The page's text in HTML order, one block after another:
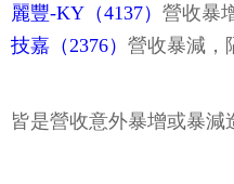
麗豐-KY（4137） 營收暴
技嘉（2376） 營收暴減，
皆是營收意外暴增或暴減